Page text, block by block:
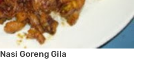
Nasi Goreng Gila